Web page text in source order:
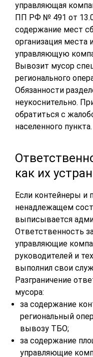
управляющая
ПП РФ № 491 от
содержание мест
организация места
управляющую
Вывозит мусор
регионального
Обязанности
неукоснительно.
обратиться с
населенного пункта.
как их
Если контейнеры и
ненадлежащем
выписывается
Ответственность
управляющие
руководителей и
выполнил свои
Разграничение
мусора:
за содержание
региональный
вывозу ТБО;
за содержание
управляющие